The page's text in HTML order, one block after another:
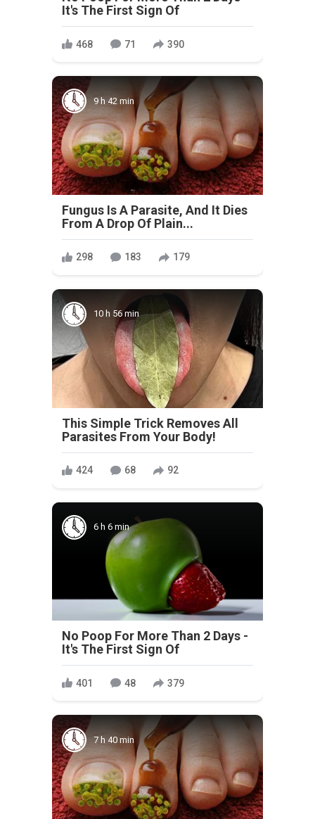
It's The First Sign Of
468 71 390
9 h 42 min
Fungus Is A Parasite, And It Dies
From A Drop Of Plain...
298 183 179
10 h 56 min
This Simple Trick Removes All
Parasites From Your Body!
424 68 92
6 h 6 min
No Poop For More Than 2 Days -
It's The First Sign Of
401 48 379
7 h 40 min